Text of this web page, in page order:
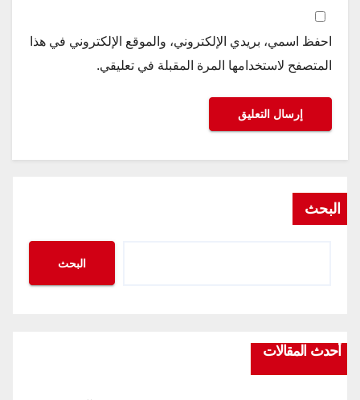
احفظ اسمي، بريدي الإلكتروني، والموقع الإلكتروني في هذا
المتصفح لاستخدامها المرة المقبلة في تعليقي.
البحث
البحث
أحدث المقالات